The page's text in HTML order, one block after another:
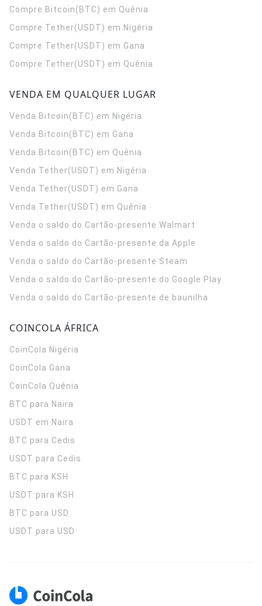
Compre Bitcoin(BTC) em Quênia
Compre Tether(USDT) em Nigéria
Compre Tether(USDT) em Gana
Compre Tether(USDT) em Quênia
VENDA EM QUALQUER LUGAR
Venda Bitcoin(BTC) em Nigéria
Venda Bitcoin(BTC) em Gana
Venda Bitcoin(BTC) em Quênia
Venda Tether(USDT) em Nigéria
Venda Tether(USDT) em Gana
Venda Tether(USDT) em Quênia
Venda o saldo do Cartão-presente Walmart
Venda o saldo do Cartão-presente da Apple
Venda o saldo do Cartão-presente Steam
Venda o saldo do Cartão-presente do Google Play
Venda o saldo do Cartão-presente de baunilha
COINCOLA ÁFRICA
CoinCola Nigéria
CoinCola Gana
CoinCola Quênia
BTC para Naira
USDT em Naira
BTC para Cedis
USDT para Cedis
BTC para KSH
USDT para KSH
BTC para USD
USDT para USD